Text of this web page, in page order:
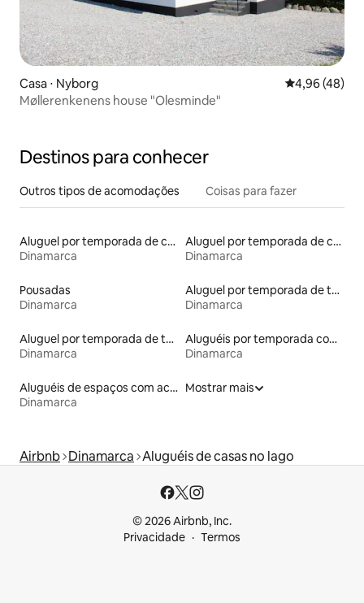
Casa ⋅ Nyborg 4,96 de uma
4,96 (48)
Møllerenkenens house "Olesminde"
Destinos para conhecer
Outros tipos de acomodações Coisas para fazer
Aluguel por temporada de contêineres
Dinamarca
Aluguel por temporada de cabanas de pastor
Dinamarca
Pousadas
Dinamarca
Aluguel por temporada de townhouses
Dinamarca
Aluguel por temporada de tendas
Dinamarca
Aluguéis por temporada com café da manhã
Dinamarca
Aluguéis de espaços com acesso direto a pistas de esqui
Dinamarca
Mostrar mais
Airbnb Dinamarca Aluguéis de casas no lago
© 2026 Airbnb, Inc.
Privacidade
Termos